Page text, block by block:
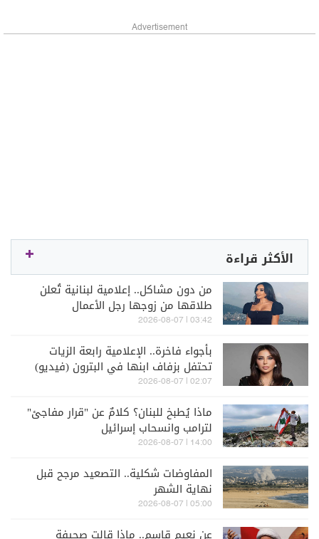
Advertisement
الأكثر قراءة
من دون مشاكل.. إعلامية لبنانية تُعلن
طلاقها من زوجها رجل الأعمال
03:42 | 2026-08-07
بأجواء فاخرة.. الإعلامية رابعة الزيات
تحتفل بزفاف ابنها في البترون (فيديو)
02:07 | 2026-08-07
ماذا يُطبخ للبنان؟ كلامٌ عن "قرار مفاجئ"
لترامب وانسحاب إسرائيل
14:00 | 2026-08-07
المفاوضات شكلية.. التصعيد مرجح قبل
نهاية الشهر
05:00 | 2026-08-07
عن نعيم قاسم.. ماذا قالت صحيفة